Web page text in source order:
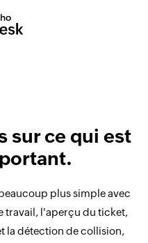
sur ce qui est
plus simple avec
travail, l'aperçu du ticket,
la détection de collision,